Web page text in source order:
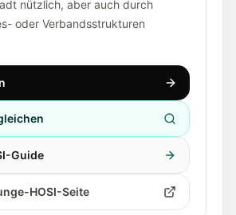
nützlich, aber auch durch
oder Verbandsstrukturen
Guide
HOSI-Seite